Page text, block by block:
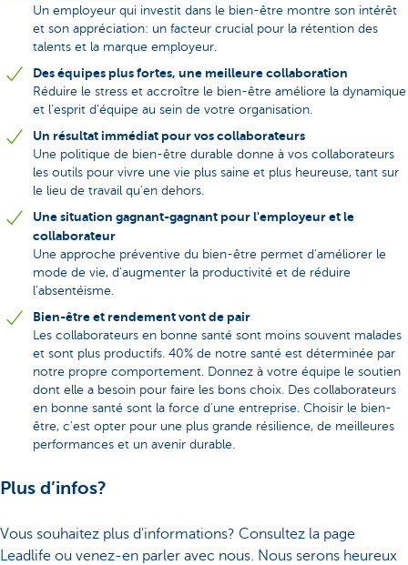
Un employeur qui investit dans le bien-être montre son intérêt
et son appréciation: un facteur crucial pour la rétention des
talents et la marque employeur.
Des équipes plus fortes, une meilleure collaboration
Réduire le stress et accroître le bien-être améliore la dynamique
et l'esprit d'équipe au sein de votre organisation.
Un résultat immédiat pour vos collaborateurs
Une politique de bien-être durable donne à vos collaborateurs
les outils pour vivre une vie plus saine et plus heureuse, tant sur
le lieu de travail qu'en dehors.
Une situation gagnant-gagnant pour l'employeur et le
collaborateur
Une approche préventive du bien-être permet d'améliorer le
mode de vie, d'augmenter la productivité et de réduire
l'absentéisme.
Bien-être et rendement vont de pair
Les collaborateurs en bonne santé sont moins souvent malades
et sont plus productifs. 40% de notre santé est déterminée par
notre propre comportement. Donnez à votre équipe le soutien
dont elle a besoin pour faire les bons choix. Des collaborateurs
en bonne santé sont la force d’une entreprise. Choisir le bien-
être, c'est opter pour une plus grande résilience, de meilleures
performances et un avenir durable.
Plus d’infos?
Vous souhaitez plus d'informations? Consultez la page
Leadlife ou venez-en parler avec nous. Nous serons heureux